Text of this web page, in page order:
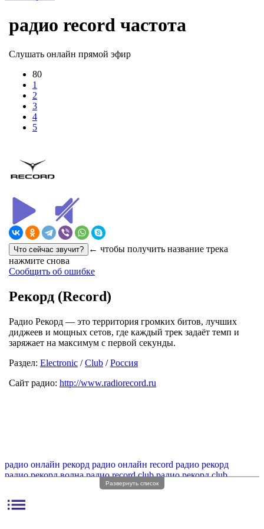
радио record частота
Слушать онлайн прямой эфир
80
1
2
3
4
5
← чтобы получить название трека
нажмите снова
Сообщить об ошибке
Рекорд (Record)
Радио Рекорд — это территория громких битов, лучших
диджеев и мощных сетов, где каждый трек задаёт темп и
заряжает на максимум с первой секунды.
Раздел: Electronic /Club /Россия
Сайт радио: http://www.radiorecord.ru
радио онлайн рекорд радио онлайн record радио рекорд
радио рекорд волна радио record club радио рекорд club
радио record онлайн радио radio record
радио record dance
Развернуть список
list